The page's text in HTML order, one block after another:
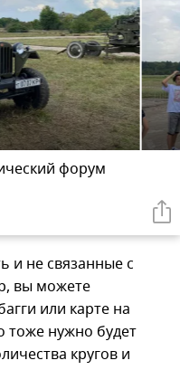
форум
и не связанные с
вы можете
или карте на
тоже нужно будет
кругов и